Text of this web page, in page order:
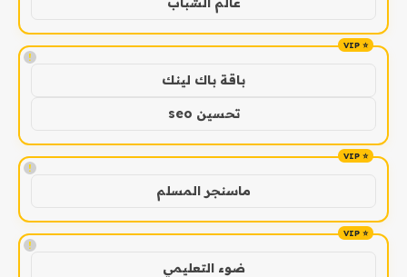
!
باقة باك لينك
تحسين seo
!
ماسنجر المسلم
!
ضوء التعليمي